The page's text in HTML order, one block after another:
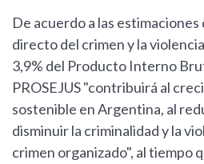
De acuerdo a las
directo del crimen y la
3,9% del Producto Interno
PROSEJUS "contribuirá al
sostenible en Argentina, al
disminuir la criminalidad y la
crimen organizado", al tiempo